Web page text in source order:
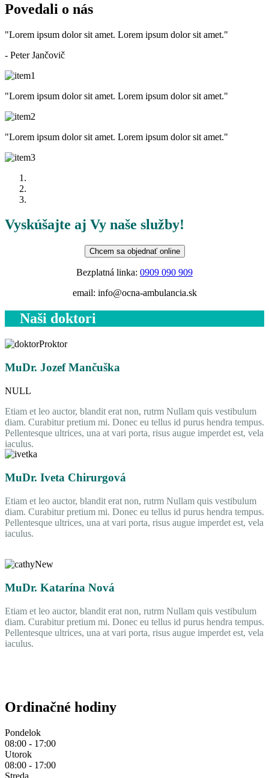
Povedali o nás
"Lorem ipsum dolor sit amet. Lorem ipsum dolor sit amet."
- Peter Jančovič
"Lorem ipsum dolor sit amet. Lorem ipsum dolor sit amet."
"Lorem ipsum dolor sit amet. Lorem ipsum dolor sit amet."
Vyskúšajte aj Vy naše služby!
Chcem sa objednať online
Bezplatná linka: 0909 090 909
email: info@ocna-ambulancia.sk
Naši doktori
MuDr. Jozef Mančuška
NULL
Etiam et leo auctor, blandit erat non, rutrm Nullam quis vestibulum
diam. Curabitur pretium mi. Donec eu tellus id purus hendra tempus.
Pellentesque ultrices, una at vari porta, risus augue imperdet est, vela
iaculus.
MuDr. Iveta Chirurgová
Etiam et leo auctor, blandit erat non, rutrm Nullam quis vestibulum
diam. Curabitur pretium mi. Donec eu tellus id purus hendra tempus.
Pellentesque ultrices, una at vari porta, risus augue imperdet est, vela
iaculus.
MuDr. Katarína Nová
Etiam et leo auctor, blandit erat non, rutrm Nullam quis vestibulum
diam. Curabitur pretium mi. Donec eu tellus id purus hendra tempus.
Pellentesque ultrices, una at vari porta, risus augue imperdet est, vela
iaculus.
Ordinačné hodiny
Pondelok
08:00 - 17:00
Utorok
08:00 - 17:00